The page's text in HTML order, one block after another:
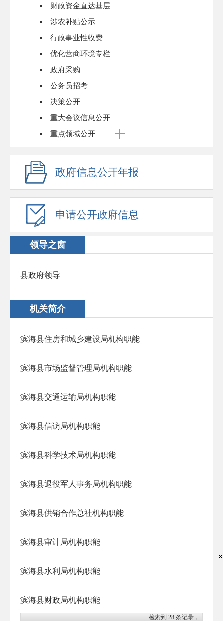
财政资金直达基层
涉农补贴公示
行政事业性收费
优化营商环境专栏
政府采购
公务员招考
决策公开
重大会议信息公开
重点领域公开
政府信息公开年报
申请公开政府信息
领导之窗
县政府领导
机关简介
滨海县住房和城乡建设局机构职能
滨海县市场监督管理局机构职能
滨海县交通运输局机构职能
滨海县信访局机构职能
滨海县科学技术局机构职能
滨海县退役军人事务局机构职能
滨海县供销合作总社机构职能
滨海县审计局机构职能
滨海县水利局机构职能
滨海县财政局机构职能
检索到 28 条记录，